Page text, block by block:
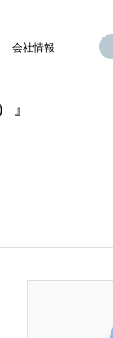
会社情報